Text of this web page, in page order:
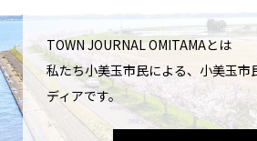
TOWN JOURNAL OMITAMAとは
私たち小美玉市民による、小美玉市
ディアです。